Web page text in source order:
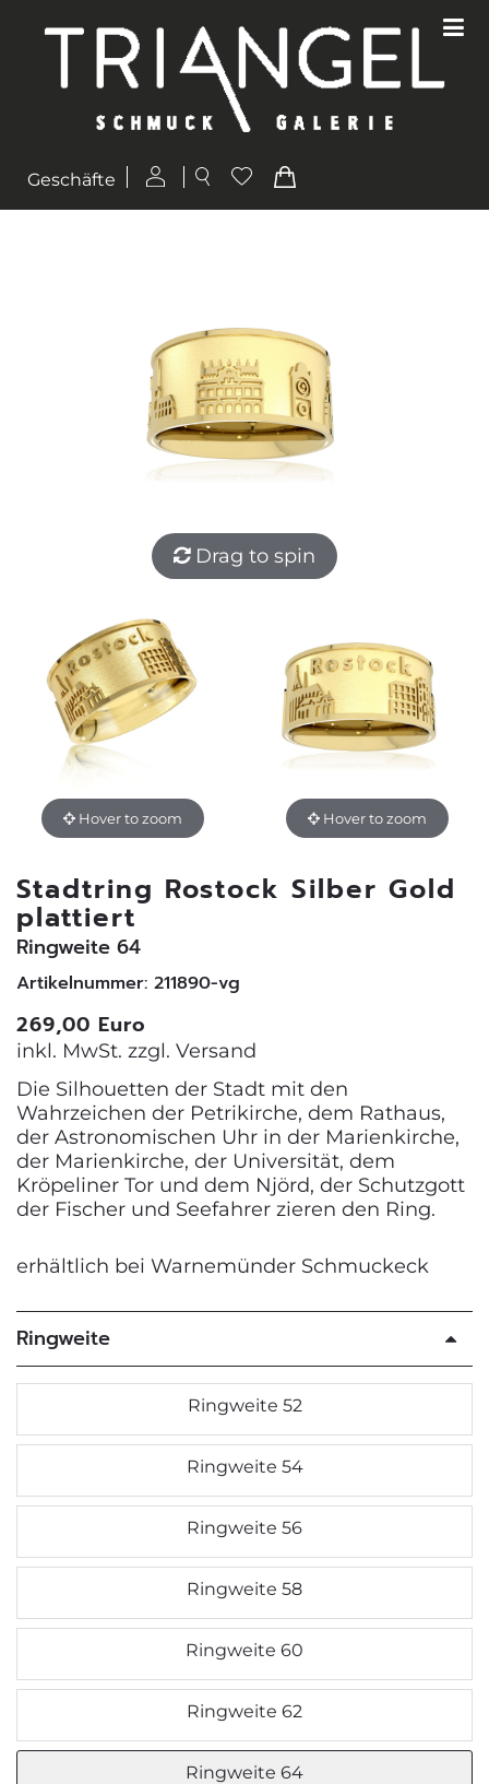
Geschäfte
Drag to spin
Hover to zoom Hover to zoom
Stadtring Rostock Silber Gold
plattiert
Ringweite 64
Artikelnummer: 211890-vg
269,00 Euro
inkl. MwSt. zzgl. Versand
Die Silhouetten der Stadt mit den
Wahrzeichen der Petrikirche, dem Rathaus,
der Astronomischen Uhr in der Marienkirche,
der Marienkirche, der Universität, dem
Kröpeliner Tor und dem Njörd, der Schutzgott
der Fischer und Seefahrer zieren den Ring.
erhältlich bei Warnemünder Schmuckeck
Ringweite
Ringweite 52
Ringweite 54
Ringweite 56
Ringweite 58
Ringweite 60
Ringweite 62
Ringweite 64